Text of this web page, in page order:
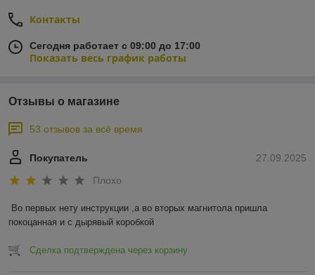
Контакты
Сегодня работает с 09:00 до 17:00
Показать весь график работы
Отзывы о магазине
53 отзывов за всё время
27.09.2025
Покупатель
Плохо
Во первых нету инструкции ,а во вторых магнитола пришла
покоцанная и с дырявый коробкой
Сделка подтверждена через корзину